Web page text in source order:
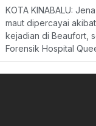
KOTA KINABALU:
maut dipercayai
kejadian di Beaufort,
Forensik Hospital